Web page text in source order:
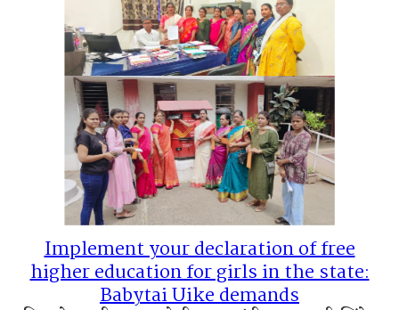
Implement your declaration of free
higher education for girls in the state:
Babytai Uike demands